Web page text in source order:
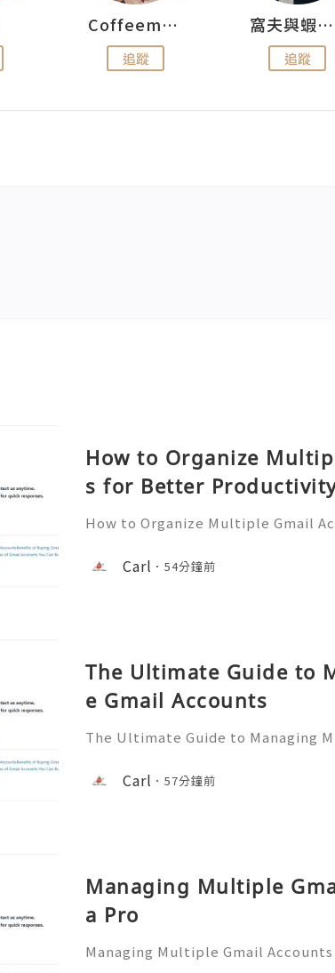
Coffeemeetjojo
追蹤
窩夫與蝦子餅
追蹤
How to Organize
s for Better
How to Organize Multiple Gmail
💥 ❓ Have any questions? Feel
assistance! ➥ Our support team is
Carl 54分鐘前
The Ultimate Guide to
e Gmail Accounts
The Ultimate Guide to Managing
any questions? Feel free to
e! ➥ Our support team is available
Carl 57分鐘前
Managing Multiple
a Pro
Managing Multiple Gmail